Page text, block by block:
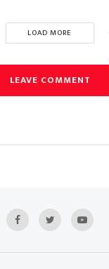
LOAD MORE
LEAVE COMMENT